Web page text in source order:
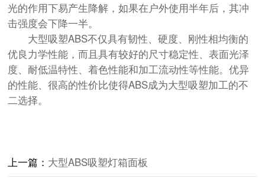
光的作用下易产生降解，如果在户外使用半年后，其冲
击强度会下降一半。
大型吸塑ABS不仅具有韧性、硬度、刚性相均衡的
优良力学性能，而且具有较好的尺寸稳定性、表面光泽
度、耐低温特性、着色性能和加工流动性等性能。优异
的性能、很高的性价比使得ABS成为大型吸塑加工的不
二选择。
上一篇： 大型ABS吸塑灯箱面板